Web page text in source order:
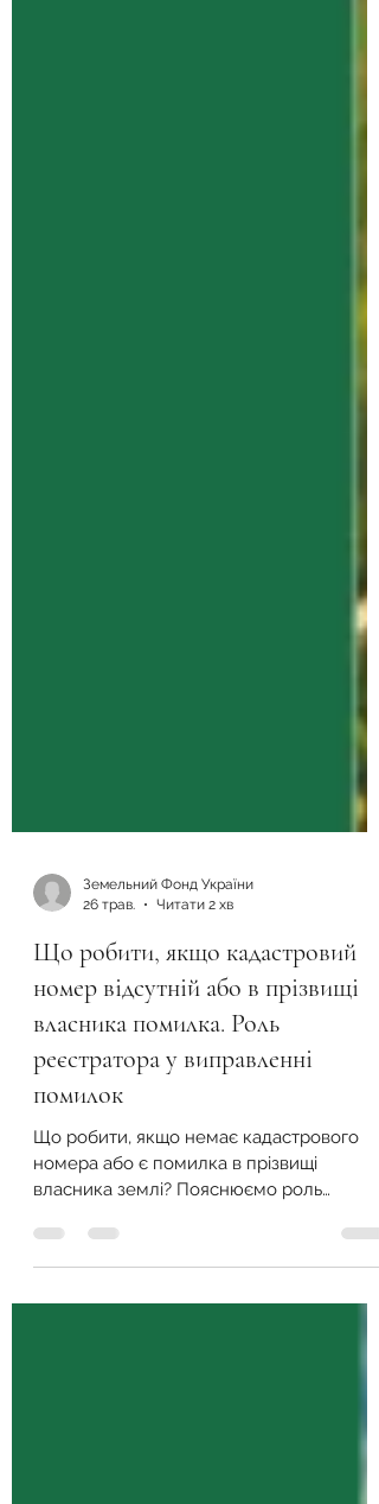
Земельний Фонд України
26 трав.
Читати 2 хв
Що робити, якщо кадастровий
номер відсутній або в прізвищі
власника помилка. Роль
реєстратора у виправленні
помилок
номера або є помилка в прізвищі
власника землі? Пояснюємо роль